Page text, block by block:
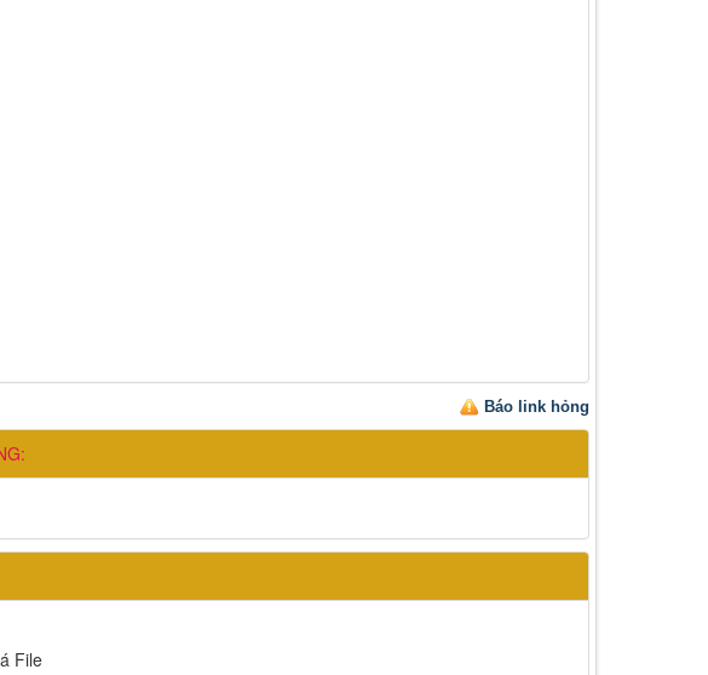
Báo link hỏng
File